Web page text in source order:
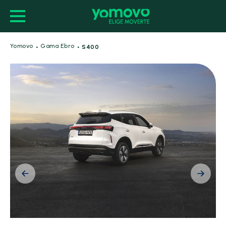
Yomovo · Gama Ebro · S400